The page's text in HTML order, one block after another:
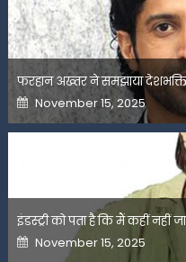
फरहान अख्तर ने समझाया
Posted
on
November 15, 2025
इंडस्ट्री को पता है कि मैं कहीं नहीं
Posted
on
November 15, 2025